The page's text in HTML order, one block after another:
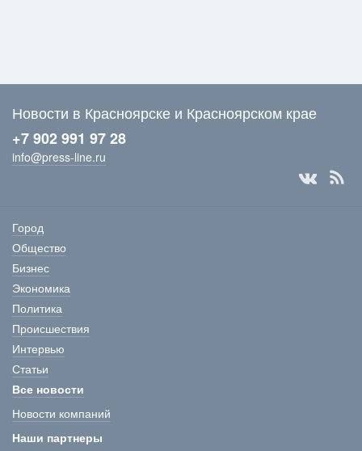
Новости в Красноярске и Красноярском крае
+7 902 991 97 28
info@press-line.ru
Город
Общество
Бизнес
Экономика
Политика
Происшествия
Интервью
Статьи
Все новости
Новости компаний
Наши партнеры